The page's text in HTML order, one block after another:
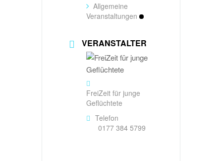
Allgemeine
Veranstaltungen
VERANSTALTER
FreiZeit für junge
Geflüchtete
Telefon
0177 384 5799